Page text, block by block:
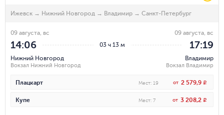
Ижевск → Нижний Новгород → Владимир → Санкт-Петербург
03 ч 13 м
09 августа, вс
14:06
Нижний Новгород
Вокзал Нижний Новгород
09 августа, вс
17:19
Владимир
Вокзал Владимир
Плацкарт Мест: 19 от 2 579,9 R
Купе Мест: 7 от 3 208,2 R